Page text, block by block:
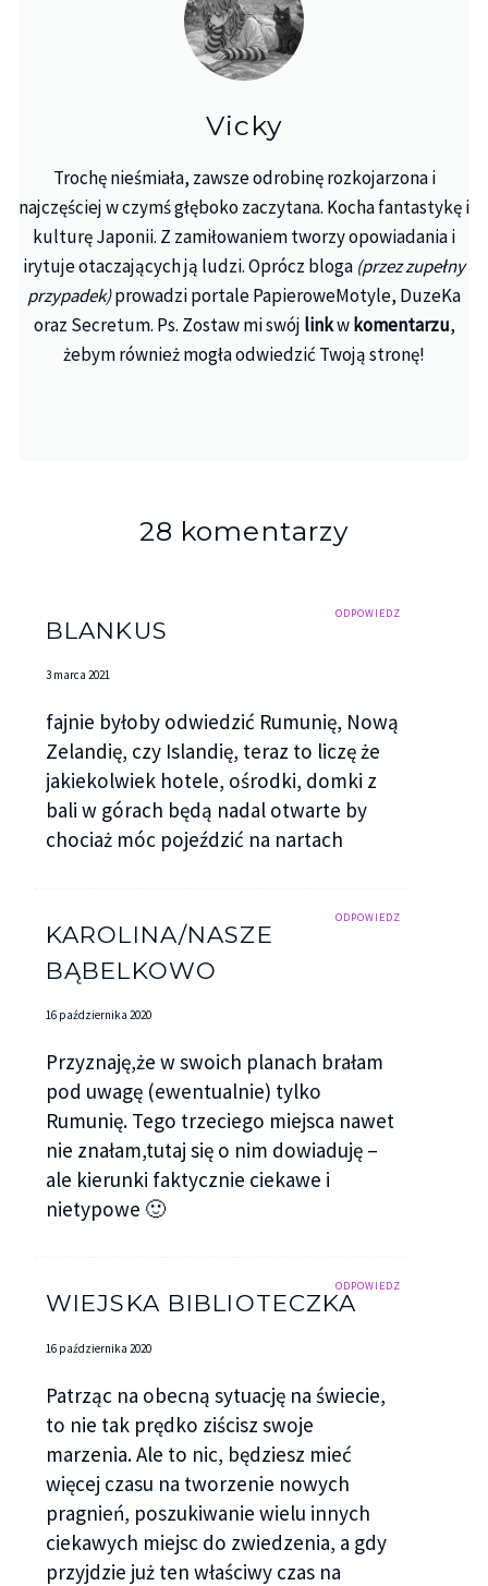
Vicky
Trochę nieśmiała, zawsze odrobinę rozkojarzona i
najczęściej w czymś głęboko zaczytana. Kocha fantastykę i
kulturę Japonii. Z zamiłowaniem tworzy opowiadania i
irytuje otaczających ją ludzi. Oprócz bloga (przez zupełny
przypadek)prowadzi portale PapieroweMotyle, DuzeKa
oraz Secretum. Ps. Zostaw mi swój linkwkomentarzu,
żebym również mogła odwiedzić Twoją stronę!
28 komentarzy
ODPOWIEDZ
BLANKUS
3 marca 2021
fajnie byłoby odwiedzić Rumunię, Nową
Zelandię, czy Islandię, teraz to liczę że
jakiekolwiek hotele, ośrodki, domki z
bali w górach będą nadal otwarte by
chociaż móc pojeździć na nartach
ODPOWIEDZ
KAROLINA/NASZE
BĄBELKOWO
16 października 2020
Przyznaję,że w swoich planach brałam
pod uwagę (ewentualnie) tylko
Rumunię. Tego trzeciego miejsca nawet
nie znałam,tutaj się o nim dowiaduję –
ale kierunki faktycznie ciekawe i
nietypowe 🙂
ODPOWIEDZ
WIEJSKA BIBLIOTECZKA
16 października 2020
Patrząc na obecną sytuację na świecie,
to nie tak prędko ziścisz swoje
marzenia. Ale to nic, będziesz mieć
więcej czasu na tworzenie nowych
pragnień, poszukiwanie wielu innych
ciekawych miejsc do zwiedzenia, a gdy
przyjdzie już ten właściwy czas na